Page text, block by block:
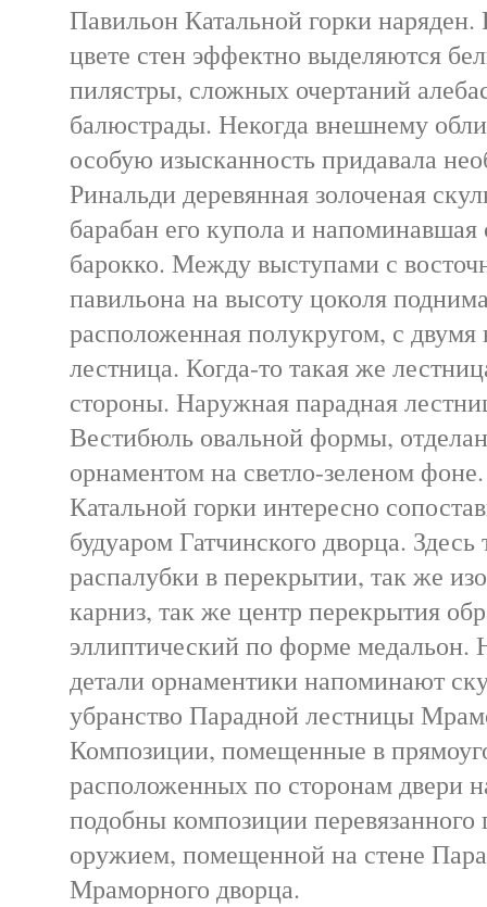
Павильон Катальной горки наряден.
цвете стен эффектно выделяются
пилястры, сложных очертаний
балюстрады. Некогда внешнему
особую изысканность придавала
Ринальди деревянная золоченая
барабан его купола и
барокко. Между выступами с
павильона на высоту цоколя
расположенная полукругом, с
лестница. Когда-то такая же
стороны. Наружная парадная
Вестибюль овальной формы,
орнаментом на светло-зеленом
Катальной горки интересно
будуаром Гатчинского дворца.
распалубки в перекрытии, так же
карниз, так же центр перекрытия
эллиптический по форме медальон.
детали орнаментики напоминают
убранство Парадной лестницы
Композиции, помещенные в
расположенных по сторонам двери
подобны композиции
оружием, помещенной на стене
Мраморного дворца.